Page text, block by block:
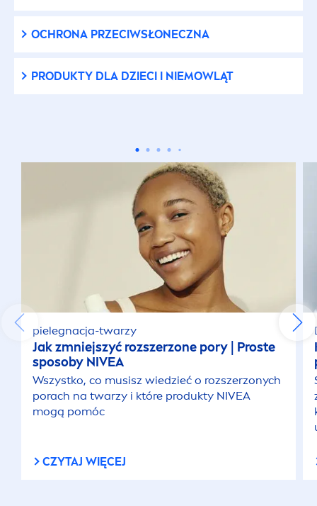
Kosmetyki do twarzy dla mężczyzn
Kosmetyki do włosów dla mężczyzn
Kosmetyki męskie do ciała
Kremy do rąk
Kremy pod oczy
Mycie ciała
Oczyszczanie twarzy
OCHRONA PRZECIWSŁONECZNA
PRODUKTY DLA DZIECI I NIEMOWLĄT
pielegnacja-twarzy
Jak zmniejszyć rozszerzone pory | Proste
sposoby NIVEA
Wszystko, co musisz wiedzieć o rozszerzonych
porach na twarzy i które produkty NIVEA
mogą pomóc
CZYTAJ WIĘCEJ